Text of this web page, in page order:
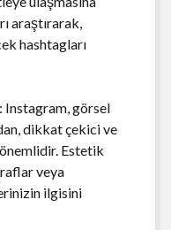
araştırarak,
hashtagları
Instagram, görsel
dikkat çekici ve
Estetik
veya
ilgisini